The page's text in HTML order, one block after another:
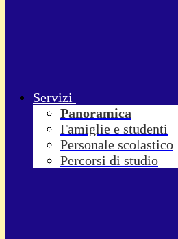
Servizi
Panoramica
Famiglie e studenti
Personale scolastico
Percorsi di studio